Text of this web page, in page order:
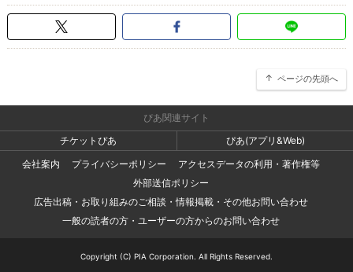
ページの先頭へ
ぴあ関連サイト
チケットぴあ
ぴあ(アプリ&Web)
会社案内
プライバシーポリシー
アクセスデータの利用・著作権等
外部送信ポリシー
広告出稿・お取り組みのご相談・情報掲載・その他お問い合わせ
一般の読者の方・ユーザーの方からのお問い合わせ
Copyright (C) PIA Corporation. All Rights Reserved.